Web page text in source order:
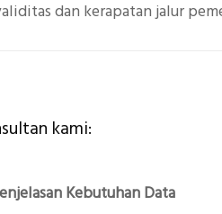
dan kerapatan jalur
kami:
Kebutuhan Data